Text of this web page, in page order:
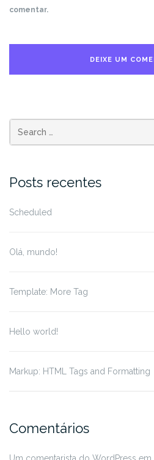
comentar.
Search
for:
Posts recentes
Scheduled
Olá, mundo!
Template: More Tag
Hello world!
Markup: HTML Tags and Formatting
Comentários
Um comentarista do WordPress em